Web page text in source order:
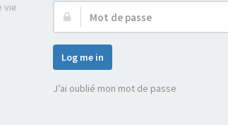
vie
Mot
de
passe :
Log me in
J’ai oublié mon mot de passe